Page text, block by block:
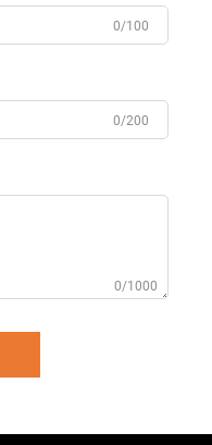
0/100
0/200
0/1000